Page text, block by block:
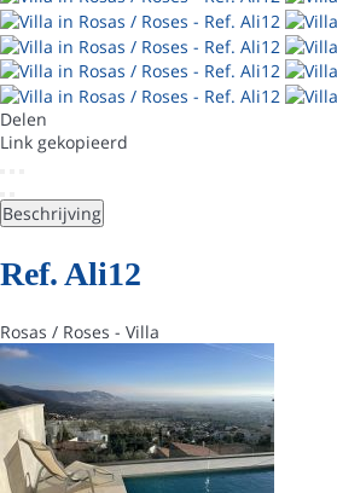
Delen
Link gekopieerd
Beschrijving
Ref. Ali12
Rosas / Roses - Villa